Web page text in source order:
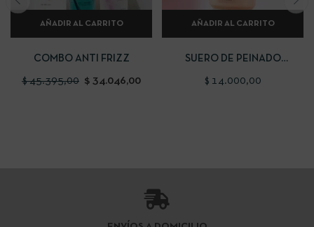
AÑADIR AL CARRITO
COMBO ANTI FRIZZ
$45.395,00 $ 34.046,00
AÑADIR AL CARRITO
SUERO DE PEINADO
$ 14.000,00